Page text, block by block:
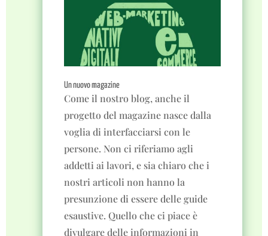
Un nuovo magazine
Come il nostro blog, anche il
progetto del magazine nasce dalla
voglia di interfacciarsi con le
persone. Non ci riferiamo agli
addetti ai lavori, e sia chiaro che i
nostri articoli non hanno la
presunzione di essere delle guide
esaustive. Quello che ci piace è
divulgare delle informazioni in